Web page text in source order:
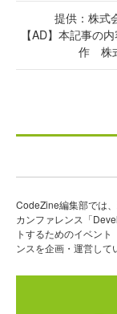
提供：株式
【AD】本記事の
作 株
CodeZine編集部では
カンファレンス「
トするためのイベン
ンスを企画・運営して